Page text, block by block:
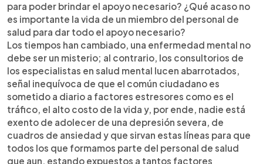
para poder brindar el apoyo necesario? ¿Qué acaso no
es importante la vida de un miembro del personal de
salud para dar todo el apoyo necesario?
Los tiempos han cambiado, una enfermedad mental no
debe ser un misterio; al contrario, los consultorios de
los especialistas en salud mental lucen abarrotados,
señal inequívoca de que el común ciudadano es
sometido a diario a factores estresores como es el
tráfico, el alto costo de la vida y, por ende, nadie está
exento de adolecer de una depresión severa, de
cuadros de ansiedad y que sirvan estas líneas para que
todos los que formamos parte del personal de salud
que aun, estando expuestos a tantos factores